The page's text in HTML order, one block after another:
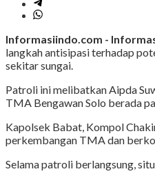
Informasiindo.com -
langkah antisipasi terhadap
sekitar sungai.
Patroli ini melibatkan Aipda
TMA Bengawan Solo berada
Kapolsek Babat, Kompol
perkembangan TMA dan
Selama patroli berlangsung,